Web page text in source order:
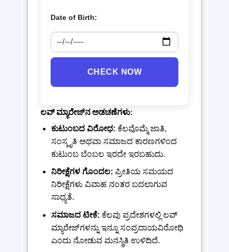
Date of Birth:
CHECK NOW
ಲವ್ ಮ್ಯಾರೇಜ್‌ನ ಅಡಚಣೆಗಳು:
ಕುಟುಂಬದ ವಿರೋಧ: ಕೆಲವೊಮ್ಮೆ ಜಾತಿ,
ಸಂಸ್ಕೃತಿ ಅಥವಾ ಸಮಾಜದ ಕಾರಣಗಳಿಂದ
ಕುಟುಂಬ ಬೆಂಬಲ ಇರದೇ ಇರಬಹುದು.
ನಿರೀಕ್ಷೆಗಳ ಗೊಂದಲ: ಪ್ರೀತಿಯ ಸಮಯದ
ನಿರೀಕ್ಷೆಗಳು ವಿವಾಹ ನಂತರ ಬದಲಾಗುವ
ಸಾಧ್ಯತೆ.
ಸಮಾಜದ ಟೀಕೆ: ಕೆಲವು ಪ್ರದೇಶಗಳಲ್ಲಿ ಲವ್
ಮ್ಯಾರೇಜ್‌ಗಳನ್ನು ಇನ್ನೂ ಸಂಪ್ರದಾಯವಿರೋಧಿ
ಎಂದು ನೋಡುವ ಮನಸ್ಥಿತಿ ಉಳಿದಿದೆ.